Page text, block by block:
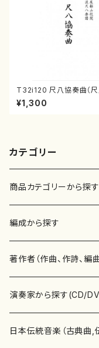
T32i120 尺八協奏曲（
代 山本邦山/尺八/都山式
山流公刊楽譜曲番:569
¥1,300
カテゴリー
商品カテゴリーから探す
楽譜
書籍
書籍
テキストブック
CD・DVD
チケット
編成から探す
邦楽器
箏・琴（ソロ）
箏・琴（合奏）
合唱
混声合唱
歌・声
著作者（作曲、作詩、編
あ行
青木省三(アオキ ショウゾ
か行
演奏家から探す(CD/
邦楽（箏、三味線、尺八
日本伝統音楽（古典曲,